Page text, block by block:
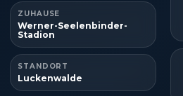
ZUHAUSE
Werner-Seelenbinder-
Stadion
STANDORT
Luckenwalde